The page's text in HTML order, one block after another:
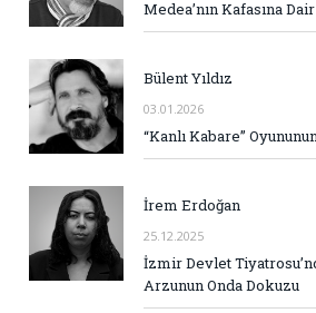
Medea’nın Kafasına Dair
Bülent Yıldız
03.01.2026
“Kanlı Kabare”
İrem Erdoğan
25.12.2025
İzmir Devlet
Arzunun Onda Dokuzu